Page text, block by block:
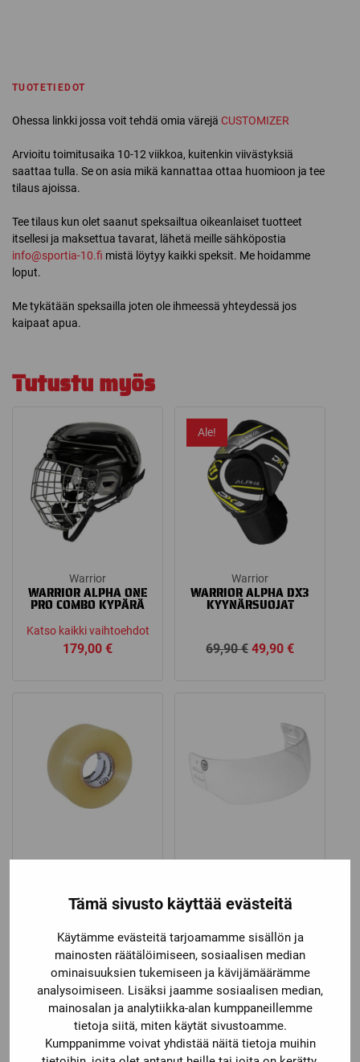
Tämä sivusto käyttää evästeitä
Käytämme evästeitä tarjoamamme sisällön ja
mainosten räätälöimiseen, sosiaalisen median
ominaisuuksien tukemiseen ja kävijämäärämme
analysoimiseen. Lisäksi jaamme sosiaalisen median,
mainosalan ja analytiikka-alan kumppaneillemme
tietoja siitä, miten käytät sivustoamme.
Kumppanimme voivat yhdistää näitä tietoja muihin
TUOTETIEDOT
Ohessa linkki jossa voit tehdä omia värejä CUSTOMIZER
Arvioitu toimitusaika 10-12 viikkoa, kuitenkin viivästyksiä
saattaa tulla. Se on asia mikä kannattaa ottaa huomioon ja tee
tilaus ajoissa.
Tee tilaus kun olet saanut speksailtua oikeanlaiset tuotteet
itsellesi ja maksettua tavarat, lähetä meille sähköpostia
info@sportia-10.fi mistä löytyy kaikki speksit. Me hoidamme
loput.
Me tykätään speksailla joten ole ihmeessä yhteydessä jos
kaipaat apua.
Tutustu myös
Warrior
WARRIOR ALPHA ONE
PRO COMBO KYPÄRÄ
Katso kaikki vaihtoehdot
179,00€
Ale!
Warrior
WARRIOR ALPHA DX3
KYYNÄRSUOJAT
69,90€ Alkuperäinen
49,90€Nykyinen
24MMX30M
2,90 44,90 €